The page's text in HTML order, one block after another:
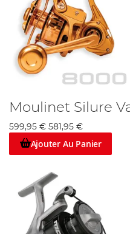
Moulinet Silure
599,95 € 581,95 €
Ajouter Au Panier